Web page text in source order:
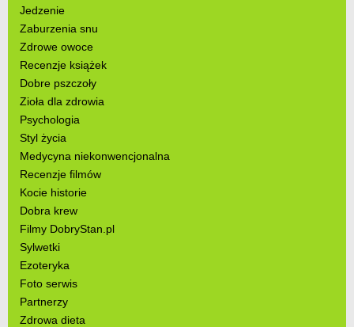
Jedzenie
Zaburzenia snu
Zdrowe owoce
Recenzje książek
Dobre pszczoły
Zioła dla zdrowia
Psychologia
Styl życia
Medycyna niekonwencjonalna
Recenzje filmów
Kocie historie
Dobra krew
Filmy DobryStan.pl
Sylwetki
Ezoteryka
Foto serwis
Partnerzy
Zdrowa dieta